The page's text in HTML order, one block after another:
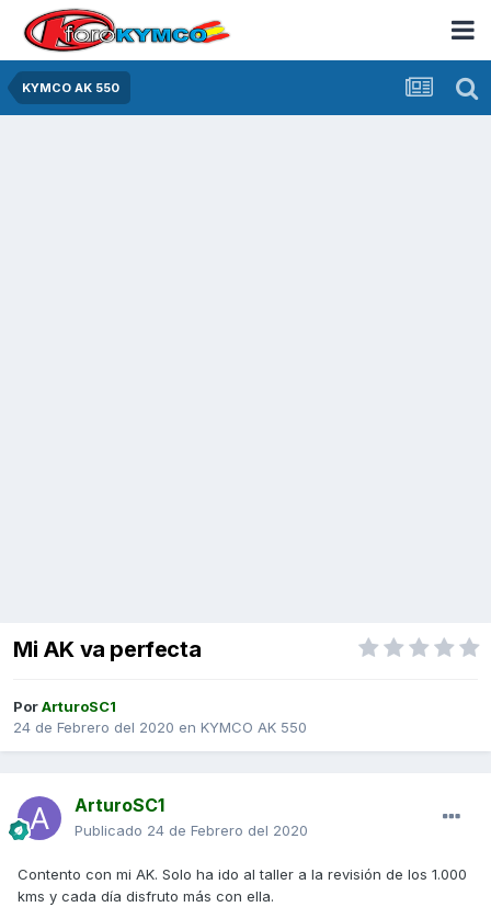
KYMCO AK 550
Mi AK va perfecta
PorArturoSC1
24 de Febrero del 2020 en KYMCO AK 550
ArturoSC1
Publicado 24 de Febrero del 2020
Contento con mi AK. Solo ha ido al taller a la revisión de los 1.000
kms y cada día disfruto más con ella.